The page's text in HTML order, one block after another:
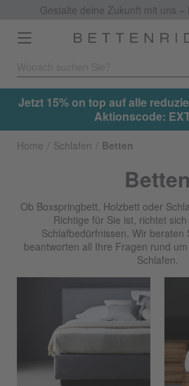
Gestalte deine Zukunft mit uns –
Toggle
navigation
Jetzt 15% on top auf alle
Aktionscode:
Home Schlafen Betten
Betten
Ob Boxspringbett, Holzbett oder
Richtige für Sie ist, richtet
Schlafbedürfnissen. Wir beraten
beantworten all Ihre Fragen rund
Schlafen.